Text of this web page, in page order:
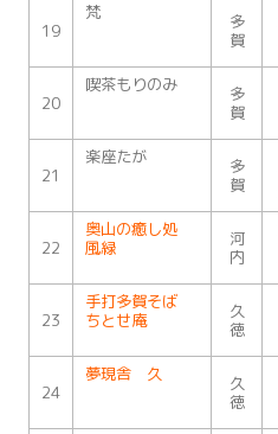
19
梵
多
賀
20
喫茶もりのみ
多
賀
21
楽座たが
多
賀
22
奥山の癒し処
風緑
河
内
23
手打多賀そば
ちとせ庵
久
徳
24
夢現舎 久
久
徳